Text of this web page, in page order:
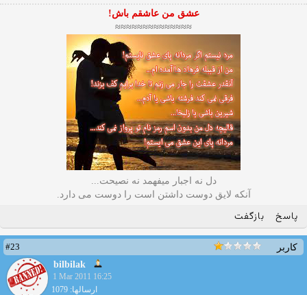
عشق من عاشقم باش!
≈≈≈≈≈≈≈≈≈≈≈≈≈≈
دل نه اجبار میفهمد نه نصیحت...
آنکه لایق دوست داشتن است را دوست می دارد.
پاسخ بازگفت
کاربر
#23
bilbilak
1 Mar 2011 16:25
ارسالها: 1079